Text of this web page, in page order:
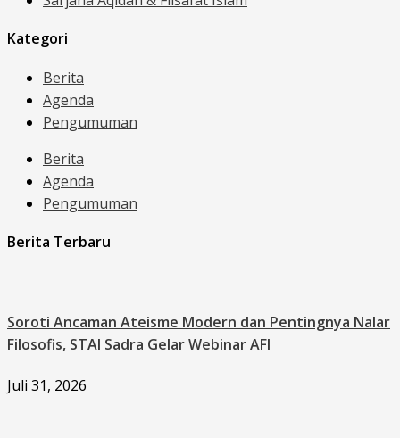
Kategori
Berita
Agenda
Pengumuman
Berita
Agenda
Pengumuman
Berita Terbaru
Soroti Ancaman Ateisme Modern dan Pentingnya Nalar
Filosofis, STAI Sadra Gelar Webinar AFI
Juli 31, 2026